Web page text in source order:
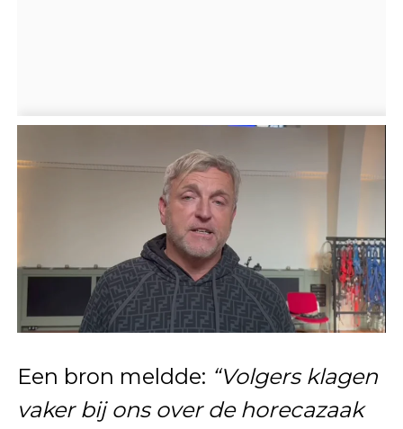
Een bron meldde: “Volgers klagen
vaker bij ons over de horecazaak